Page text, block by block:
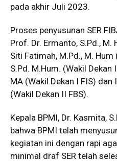
pada akhir Juli 2023.
Proses penyusunan SER
Prof. Dr. Ermanto, S.Pd., M.
Siti Fatimah, M.Pd., M. Hum
S.Pd. M.Hum. (Wakil Dekan
MA (Wakil Dekan I FIS) dan
(Wakil Dekan II FBS).
Kepala BPMI, Dr. Kasmita,
bahwa BPMI telah
kegiatan ini dengan rapi
minimal draf SER telah